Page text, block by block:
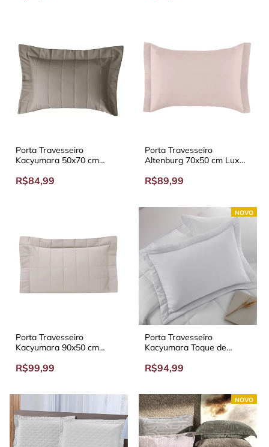
Porta Travesseiro
Kacyumara 50x70 cm
R$84,99
Porta Travesseiro
Altenburg 70x50 cm Lux
R$89,99
Porta Travesseiro
Kacyumara 90x50 cm
R$99,99
NOVO
Porta Travesseiro
Kacyumara Toque de
R$94,99
NOVO